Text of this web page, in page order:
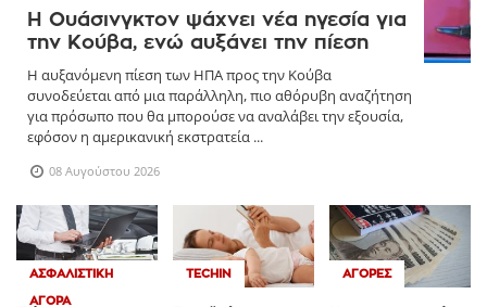
Η Ουάσινγκτον ψάχνει νέα ηγεσία για
την Κούβα, ενώ αυξάνει την πίεση
Η αυξανόμενη πίεση των ΗΠΑ προς την Κούβα
συνοδεύεται από μια παράλληλη, πιο αθόρυβη αναζήτηση
για πρόσωπο που θα μπορούσε να αναλάβει την εξουσία,
εφόσον η αμερικανική εκστρατεία ...
08 Αυγούστου 2026
ΑΣΦΑΛΙΣΤΙΚΉ
ΑΓΟΡΆ
TECHIN ΑΓΟΡΈΣ